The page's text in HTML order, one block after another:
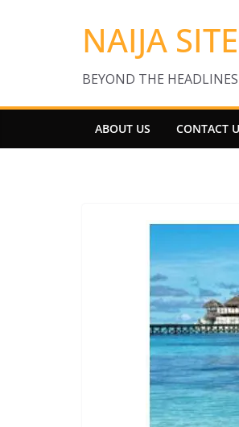
NAIJA
BEYOND THE HEADLINES
ABOUT US CONTACT